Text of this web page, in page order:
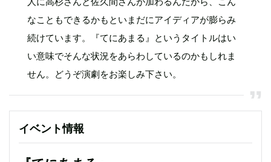
なこともできるかもといまだにアイディアが膨らみ
続けています。『てにあまる』というタイトルはい
い意味でそんな状況をあらわしているのかもしれま
せん。どうぞ演劇をお楽しみ下さい。
イベント情報